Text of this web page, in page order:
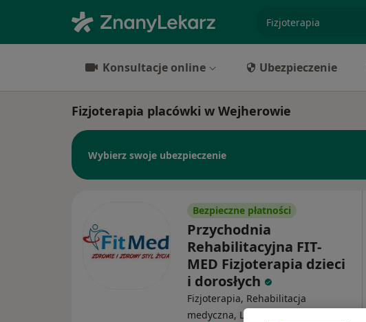
Konsultacje online Ubezpieczenie
Fizjoterapia placówki w Wejherowie
Wybierz swoje ubezpieczenie
Bezpieczne płatności
Przychodnia
Rehabilitacyjna FIT-
MED Fizjoterapia dzieci
i dorosłych
Fizjoterapia, Rehabilitacja
medyczna, Logopedia